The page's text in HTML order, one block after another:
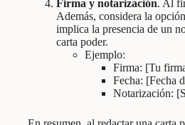
Firma y notarización. Al
Además, considera la
implica la presencia de un
carta poder.
Ejemplo:
Firma: [Tu
Fecha: [Fecha
Notarización: